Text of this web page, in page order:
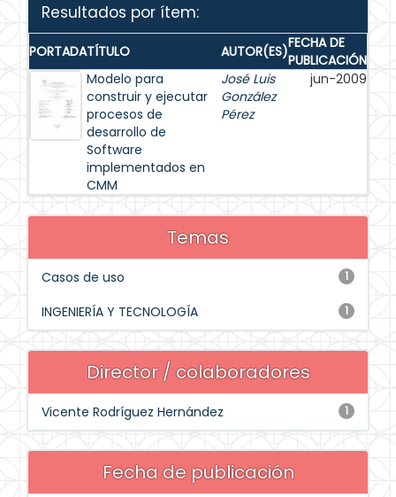
Resultados por ítem:
PORTADATÍTULO AUTOR(ES)FECHA DE
PUBLICACIÓN
Modelo para
construir y ejecutar
procesos de
desarrollo de
Software
implementados en
CMM
José Luis
González
Pérez
jun-2009
Temas
1
Casos de uso
1
INGENIERÍA Y TECNOLOGÍA
Director / colaboradores
1
Vicente Rodríguez Hernández
Fecha de publicación